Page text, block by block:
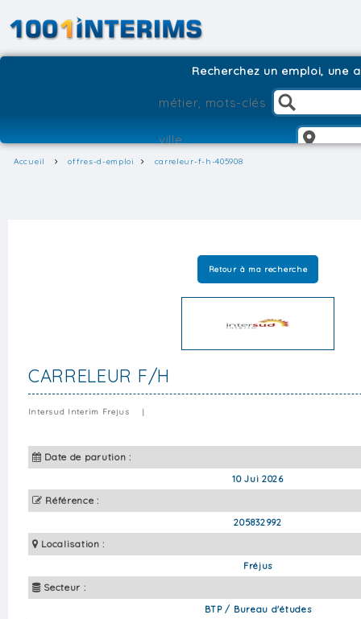
Recherchez un emploi, une
Accueil offres-d-emploi carreleur-f-h-405908
Retour à ma recherche
CARRELEUR F/H
Intersud Interim Frejus |
Date de parution :
10 Jui 2026
Référence :
205832992
Localisation :
Fréjus
Secteur :
BTP / Bureau d'études